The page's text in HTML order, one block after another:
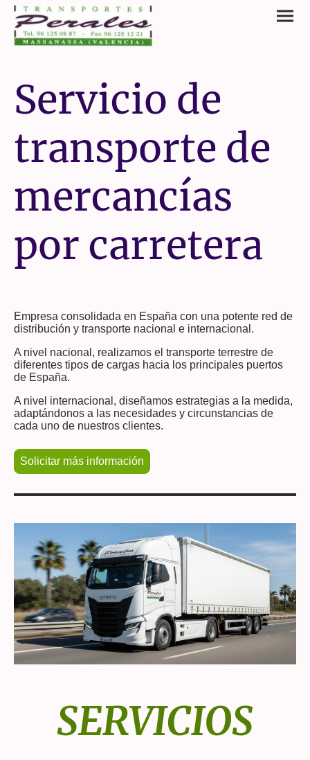
Servicio de
transporte de
mercancías
por carretera
Empresa consolidada en España con una potente red de
distribución y transporte nacional e internacional.
A nivel nacional, realizamos el transporte terrestre de
diferentes tipos de cargas hacia los principales puertos
de España.
A nivel internacional, diseñamos estrategias a la medida,
adaptándonos a las necesidades y circunstancias de
cada uno de nuestros clientes.
Solicitar más información
SERVICIOS